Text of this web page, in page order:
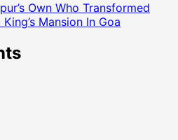
Own Who Transformed
Mansion In Goa